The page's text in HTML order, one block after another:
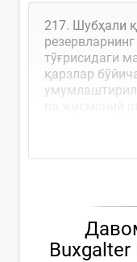
217. Шубҳали
тўғрисидаги
қарзлар
Buxgalter